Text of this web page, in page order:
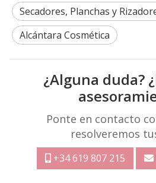
Secadores, Planchas y
Alcántara Cosmética
¿Alguna duda?
Ponte en contacto
resolveremos
+34 619 807 215